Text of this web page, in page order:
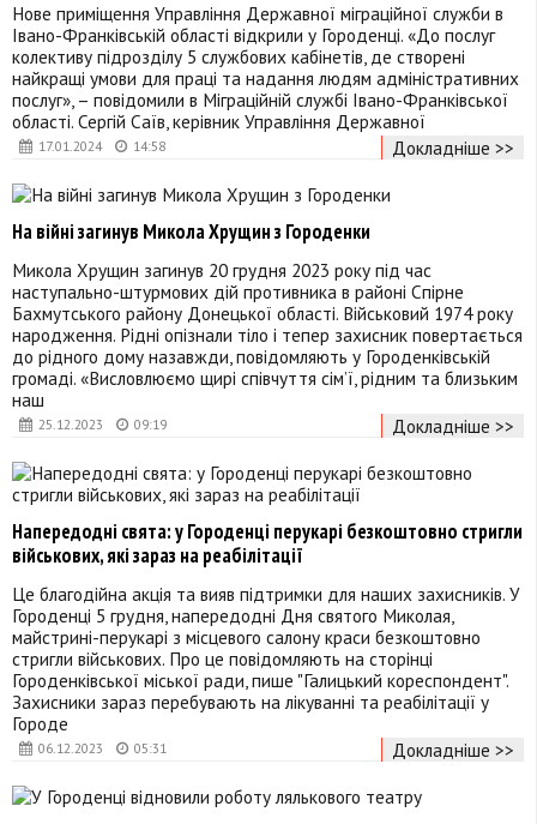
17.01.2024 14:58
Нове приміщення Управління Державної міграційної служби в
Івано-Франківській області відкрили у Городенці. «До послуг
колективу підрозділу 5 службових кабінетів, де створені
найкращі умови для праці та надання людям адміністративних
послуг», – повідомили в Міграційній службі Івано-Франківської
області. Сергій Саїв, керівник Управління Державної
Докладніше >>
25.12.2023 09:19
На війні загинув Микола Хрущин з Городенки
Микола Хрущин загинув 20 грудня 2023 року під час
наступально-штурмових дій противника в районі Спірне
Бахмутського району Донецької області. Військовий 1974 року
народження. Рідні опізнали тіло і тепер захисник повертається
до рідного дому назавжди, повідомляють у Городенківській
громаді. «Висловлюємо щирі співчуття сім’ї, рідним та близьким
наш
Докладніше >>
06.12.2023 05:31
Напередодні свята: у Городенці перукарі безкоштовно стригли
військових, які зараз на реабілітації
Це благодійна акція та вияв підтримки для наших захисників. У
Городенці 5 грудня, напередодні Дня святого Миколая,
майстрині-перукарі з місцевого салону краси безкоштовно
стригли військових. Про це повідомляють на сторінці
Городенківської міської ради, пише "Галицький кореспондент".
Захисники зараз перебувають на лікуванні та реабілітації у
Городе
Докладніше >>